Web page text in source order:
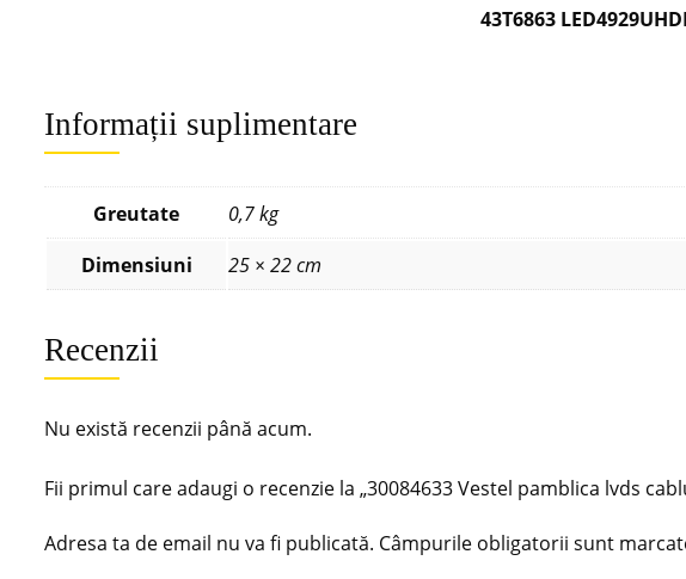
43T6863
Informații suplimentare
Greutate
0,7 kg
Dimensiuni
25 × 22 cm
Recenzii
Nu există recenzii până acum.
Fii primul care adaugi o recenzie la „30084633 Vestel pamblica lvds
Adresa ta de email nu va fi publicată. Câmpurile obligatorii sunt